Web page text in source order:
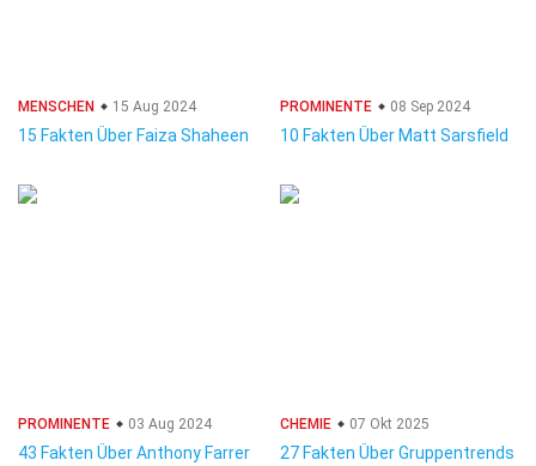
MENSCHEN 15 Aug 2024
15 Fakten Über Faiza Shaheen
PROMINENTE 08 Sep 2024
10 Fakten Über Matt Sarsfield
PROMINENTE 03 Aug 2024
43 Fakten Über Anthony Farrer
CHEMIE 07 Okt 2025
27 Fakten Über Gruppentrends